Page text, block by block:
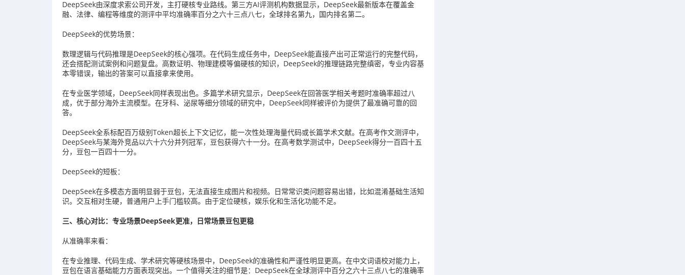
DeepSeek由深度求索公司开发，主打硬核专业路线。第三方AI评测机构数据显示，DeepSeek最新版本在覆盖金
融、法律、编程等维度的测评中平均准确率百分之六十三点八七，全球排名第九，国内排名第二。
DeepSeek的优势场景：
数理逻辑与代码推理是DeepSeek的核心强项。在代码生成任务中，DeepSeek能直接产出可正常运行的完整代码，
还会搭配测试案例和问题复盘。高数证明、物理建模等偏硬核的知识，DeepSeek的推理链路完整缜密，专业内容基
本零错误，输出的答案可以直接拿来使用。
在专业医学领域，DeepSeek同样表现出色。多篇学术研究显示，DeepSeek在回答医学相关考题时准确率超过八
成，优于部分海外主流模型。在牙科、泌尿等细分领域的研究中，DeepSeek同样被评价为提供了最准确可靠的回
答。
DeepSeek全系标配百万级别Token超长上下文记忆，能一次性处理海量代码或长篇学术文献。在高考作文测评中，
DeepSeek与某海外竞品以六十六分并列冠军，豆包获得六十一分。在高考数学测试中，DeepSeek得分一百四十五
分，豆包一百四十一分。
DeepSeek的短板：
DeepSeek在多模态方面明显弱于豆包，无法直接生成图片和视频。日常常识类问题容易出错，比如混淆基础生活知
识。交互相对生硬，普通用户上手门槛较高。由于定位硬核，娱乐化和生活化功能不足。
三、核心对比：专业场景DeepSeek更准，日常场景豆包更稳
从准确率来看：
在专业推理、代码生成、学术研究等硬核场景中，DeepSeek的准确性和严谨性明显更高。在中文词语校对能力上，
豆包在语言基础能力方面表现突出。一个值得关注的细节是：DeepSeek在全球测评中百分之六十三点八七的准确率